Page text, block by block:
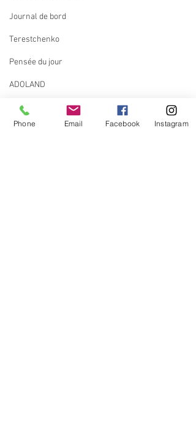
Journal de bord
Terestchenko
Pensée du jour
ADOLAND
Phone Email Facebook Instagram